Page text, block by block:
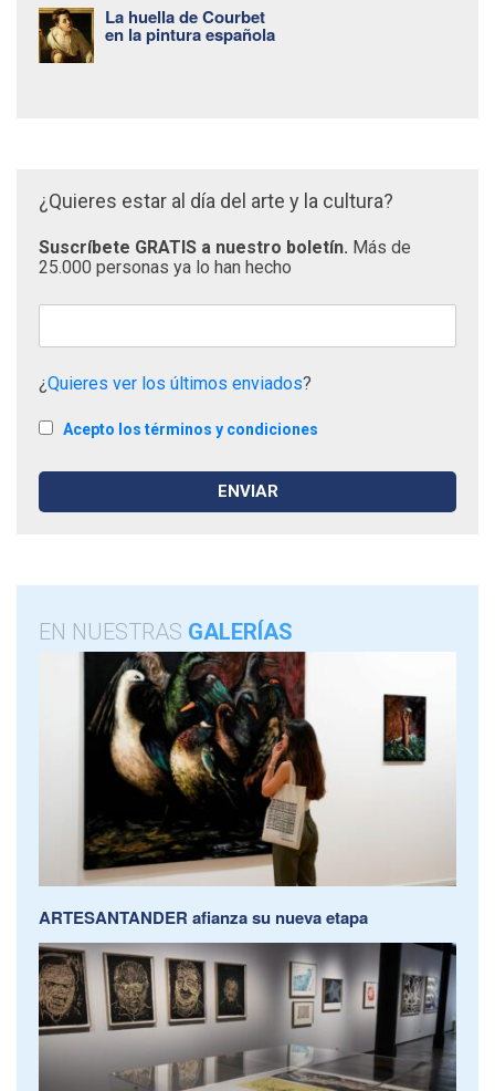
La huella de Courbet
en la pintura española
¿Quieres estar al día del arte y la cultura?
Suscríbete GRATIS a nuestro boletín. Más de
25.000 personas ya lo han hecho
¿Quieres ver los últimos enviados?
Acepto los términos y condiciones
EN NUESTRAS GALERÍAS
ARTESANTANDER afianza su nueva etapa